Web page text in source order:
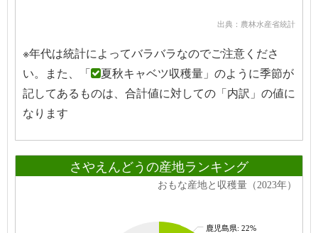
出典：農林水産省統計
※年代は統計によってバラバラなのでご注意くださ
い。また、「
夏秋キャベツ収穫量」のように季節が
記してあるものは、合計値に対しての「内訳」の値に
なります
さやえんどうの産地ランキング
鹿児島県: 22%
おもな産地と収穫量（2023年）